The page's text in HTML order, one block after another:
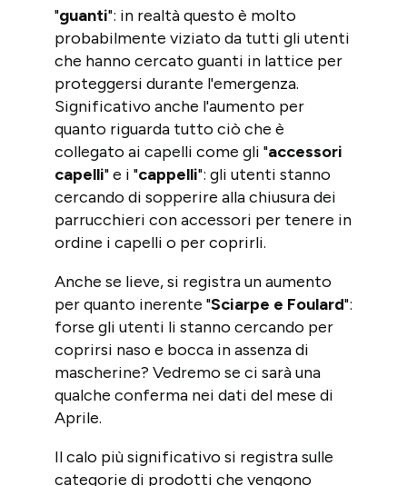
"guanti": in realtà questo è molto
probabilmente viziato da tutti gli utenti
che hanno cercato guanti in lattice per
proteggersi durante l'emergenza.
Significativo anche l'aumento per
quanto riguarda tutto ciò che è
collegato ai capelli come gli "accessori
capelli" e i "cappelli": gli utenti stanno
cercando di sopperire alla chiusura dei
parrucchieri con accessori per tenere in
ordine i capelli o per coprirli.
Anche se lieve, si registra un aumento
per quanto inerente "Sciarpe e Foulard":
forse gli utenti li stanno cercando per
coprirsi naso e bocca in assenza di
mascherine? Vedremo se ci sarà una
qualche conferma nei dati del mese di
Aprile.
Il calo più significativo si registra sulle
categorie di prodotti che vengono